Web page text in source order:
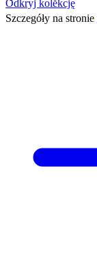
Szczegóły na stronie
Odkryj kolekcję